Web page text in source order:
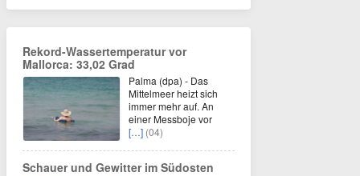
Rekord-Wassertemperatur vor
Mallorca: 33,02 Grad
Palma (dpa) - Das
Mittelmeer heizt sich
immer mehr auf. An
einer Messboje vor
[…] (04)
Schauer und Gewitter im Südosten